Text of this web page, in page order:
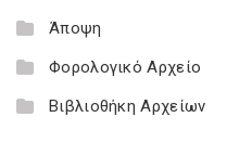
Άποψη
Φορολογικό Αρχείο
Βιβλιοθήκη Αρχείων